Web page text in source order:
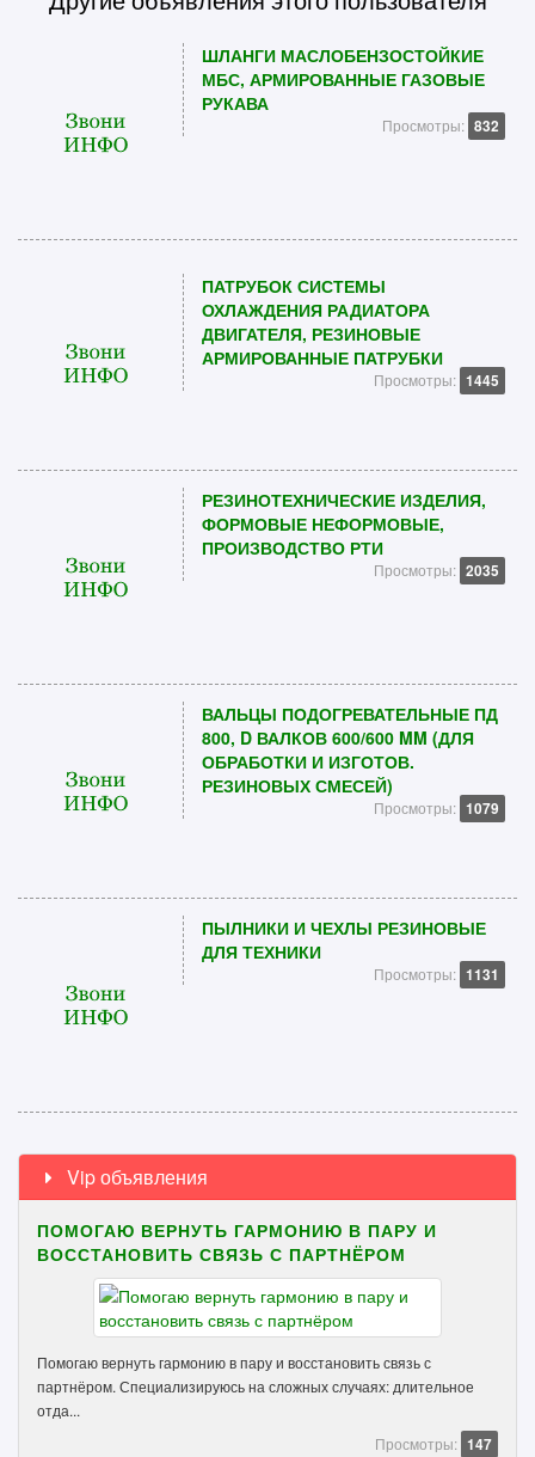
ШЛАНГИ МАСЛОБЕНЗОСТОЙКИЕ
МБС, АРМИРОВАННЫЕ ГАЗОВЫЕ
РУКАВА
Просмотры: 832
ПАТРУБОК СИСТЕМЫ
ОХЛАЖДЕНИЯ РАДИАТОРА
ДВИГАТЕЛЯ, РЕЗИНОВЫЕ
АРМИРОВАННЫЕ ПАТРУБКИ
Просмотры: 1445
РЕЗИНОТЕХНИЧЕСКИЕ ИЗДЕЛИЯ,
ФОРМОВЫЕ НЕФОРМОВЫЕ,
ПРОИЗВОДСТВО РТИ
Просмотры: 2035
ВАЛЬЦЫ ПОДОГРЕВАТЕЛЬНЫЕ ПД
800, D ВАЛКОВ 600/600 MM (ДЛЯ
ОБРАБОТКИ И ИЗГОТОВ.
РЕЗИНОВЫХ СМЕСЕЙ)
Просмотры: 1079
ПЫЛНИКИ И ЧЕХЛЫ РЕЗИНОВЫЕ
ДЛЯ ТЕХНИКИ
Просмотры: 1131
Vip объявления
ПОМОГАЮ ВЕРНУТЬ ГАРМОНИЮ В ПАРУ И
ВОССТАНОВИТЬ СВЯЗЬ С ПАРТНЁРОМ
Помогаю вернуть гармонию в пару и восстановить связь с
партнёром. Специализируюсь на сложных случаях: длительное
отда...
Просмотры: 147